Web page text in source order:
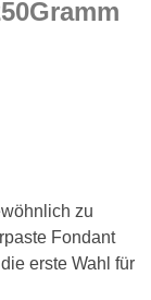
zu
Fondant
erste Wahl für